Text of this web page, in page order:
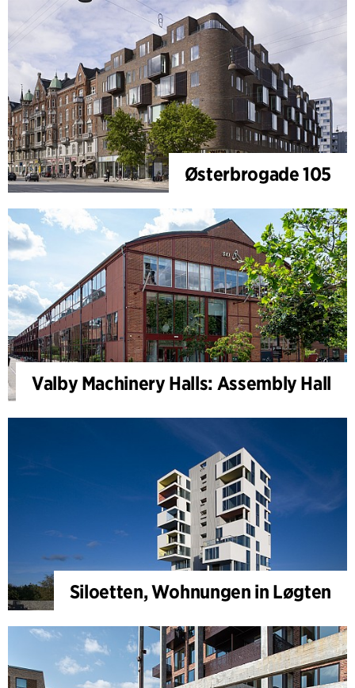
Østerbrogade 105
Valby Machinery Halls: Assembly Hall
Siloetten, Wohnungen in Løgten